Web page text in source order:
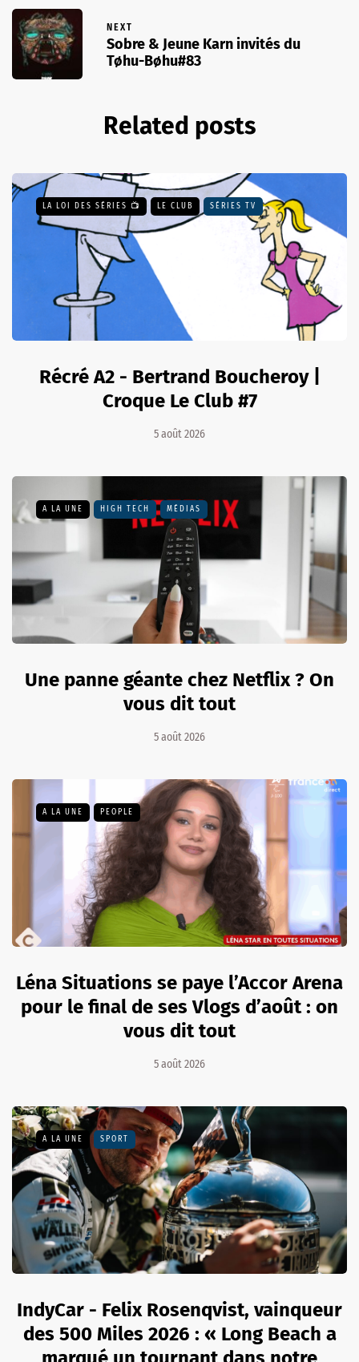
NEXT
Sobre & Jeune Karn invités du
Tøhu-Bøhu#83
Related posts
LA LOI DES SÉRIES 📺 LE CLUB SÉRIES TV
Récré A2 - Bertrand Boucheroy |
Croque Le Club #7
5 août 2026
A LA UNE HIGH TECH MÉDIAS
Une panne géante chez Netflix ? On
vous dit tout
5 août 2026
A LA UNE PEOPLE
Léna Situations se paye l’Accor Arena
pour le final de ses Vlogs d’août : on
vous dit tout
5 août 2026
A LA UNE SPORT
IndyCar - Felix Rosenqvist, vainqueur
des 500 Miles 2026 : « Long Beach a